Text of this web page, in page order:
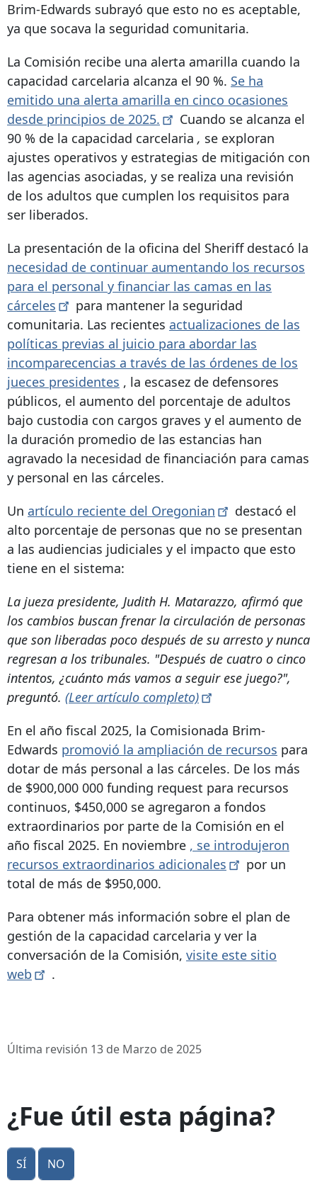
Brim-Edwards subrayó que esto no es aceptable,
ya que socava la seguridad comunitaria.
La Comisión recibe una alerta amarilla cuando la
capacidad carcelaria alcanza el 90 %. Se ha
emitido una alerta amarilla en cinco ocasiones
desde principios de 2025.
Cuando se alcanza el
90 % de la capacidad carcelaria , se exploran
ajustes operativos y estrategias de mitigación con
las agencias asociadas, y se realiza una revisión
de los adultos que cumplen los requisitos para
ser liberados.
La presentación de la oficina del Sheriff destacó la
necesidad de continuar aumentando los recursos
para el personal y financiar las camas en las
cárceles
para mantener la seguridad
comunitaria. Las recientes actualizaciones de las
políticas previas al juicio para abordar las
incomparecencias a través de las órdenes de los
jueces presidentes , la escasez de defensores
públicos, el aumento del porcentaje de adultos
bajo custodia con cargos graves y el aumento de
la duración promedio de las estancias han
agravado la necesidad de financiación para camas
y personal en las cárceles.
Un artículo reciente del Oregonian
destacó el
alto porcentaje de personas que no se presentan
a las audiencias judiciales y el impacto que esto
tiene en el sistema:
La jueza presidente, Judith H. Matarazzo, afirmó que
los cambios buscan frenar la circulación de personas
que son liberadas poco después de su arresto y nunca
regresan a los tribunales. "Después de cuatro o cinco
intentos, ¿cuánto más vamos a seguir ese juego?",
preguntó. (Leer artículo completo)
En el año fiscal 2025, la Comisionada Brim-
Edwards promovió la ampliación de recursos para
dotar de más personal a las cárceles. De los más
de $900,000 000 funding request para recursos
continuos, $450,000 se agregaron a fondos
extraordinarios por parte de la Comisión en el
año fiscal 2025. En noviembre , se introdujeron
recursos extraordinarios adicionales
por un
total de más de $950,000.
Para obtener más información sobre el plan de
gestión de la capacidad carcelaria y ver la
conversación de la Comisión, visite este sitio
web
.
Última revisión 13 de Marzo de 2025
¿Fue útil esta página?
Sí No